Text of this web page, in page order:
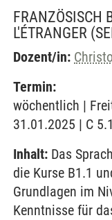
FRANZÖSISCH
L'ÉTRANGER
Dozent/in:
Termin:
wöchentlich |
31.01.2025 | C
Inhalt: Das
die Kurse B1.1
Grundlagen im
Kenntnisse für